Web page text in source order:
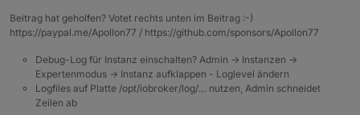
Beitrag hat geholfen? Votet rechts unten im Beitrag :-)
https://paypal.me/Apollon77 / https://github.com/sponsors/Apollon77
Debug-Log für Instanz einschalten? Admin -> Instanzen ->
Expertenmodus -> Instanz aufklappen - Loglevel ändern
Logfiles auf Platte /opt/iobroker/log/… nutzen, Admin schneidet
Zeilen ab